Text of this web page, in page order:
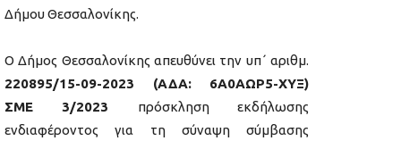
Δήμου Θεσσαλονίκης.
Ο Δήμος Θεσσαλονίκης απευθύνει την υπ΄ αριθμ.
220895/15-09-2023 (ΑΔΑ: 6Α0ΑΩΡ5-ΧΥΞ)
ΣΜΕ 3/2023 πρόσκληση εκδήλωσης
ενδιαφέροντος για τη σύναψη σύμβασης